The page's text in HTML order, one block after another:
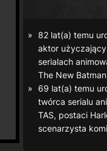
82 lat(a) temu
aktor użyczający
serialach
The New
69 lat(a) temu
twórca serialu
TAS, postaci
scenarzysta